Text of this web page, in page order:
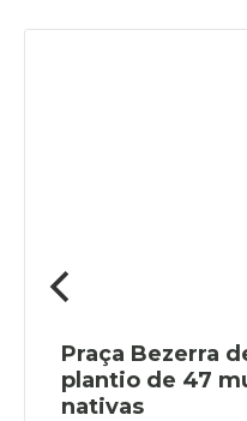
Praça Bezerra
plantio de 47
nativas